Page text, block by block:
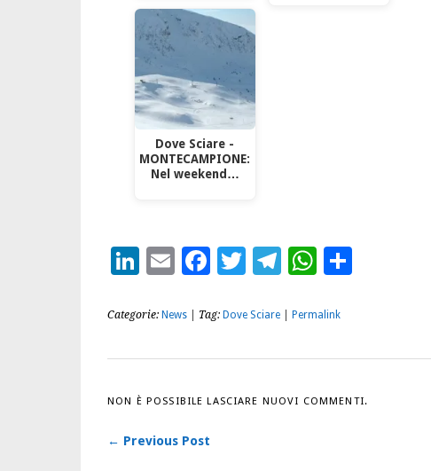
Dove Sciare -
MONTECAMPIONE:
Nel weekend…
LinkedIn
EmailFacebook
Twitter
Telegram
WhatsApp
Categorie: News | Tag: Dove Sciare Permalink
NON È POSSIBILE LASCIARE NUOVI COMMENTI.
← Previous Post